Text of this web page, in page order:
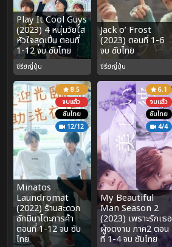
Play It Cool Guys
(2023) 4 หนุ่มวัยใส
หัวใจสุดเปิ่น ตอนที่
1-12 จบ ซับไทย
ซีรีย์ญี่ปุ่น
Jack o’ Frost
(2023) ตอนที่ 1-6
จบ ซับไทย
ซีรีย์ญี่ปุ่น
8.5
จบแล้ว
ซับไทย
12/12
Minatos
Laundromat
(2022) ร้านสะดวก
ซักมินาโตะการค้า
ตอนที่ 1-12 จบ ซับ
ไทย
6.1
จบแล้ว
ซับไทย
4/4
My Beautiful
Man Season 2
(2023) เพราะรักเธอ
ผู้งดงาม ภาค2 ตอน
ที่ 1-4 จบ ซับไทย